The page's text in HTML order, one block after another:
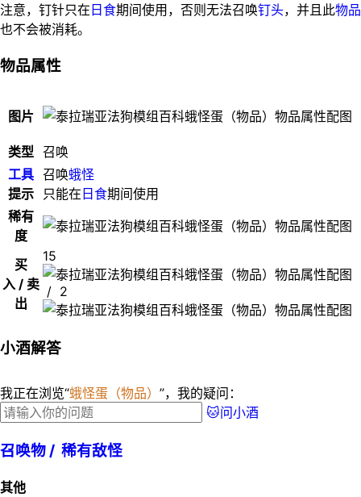
注意，钉针只在 日食期间使用，否则无法召唤钉头，并且此物品
也不会被消耗。
物品属性
图片
类型 召唤
工具
提示
召唤蛾怪
只能在日食期间使用
稀有
度
买
入 / 卖
出
15
/ 2
小酒解答
我正在浏览“蛾怪蛋（物品） ”，我的疑问：
🐱问小酒
召唤物 / 稀有敌怪
其他